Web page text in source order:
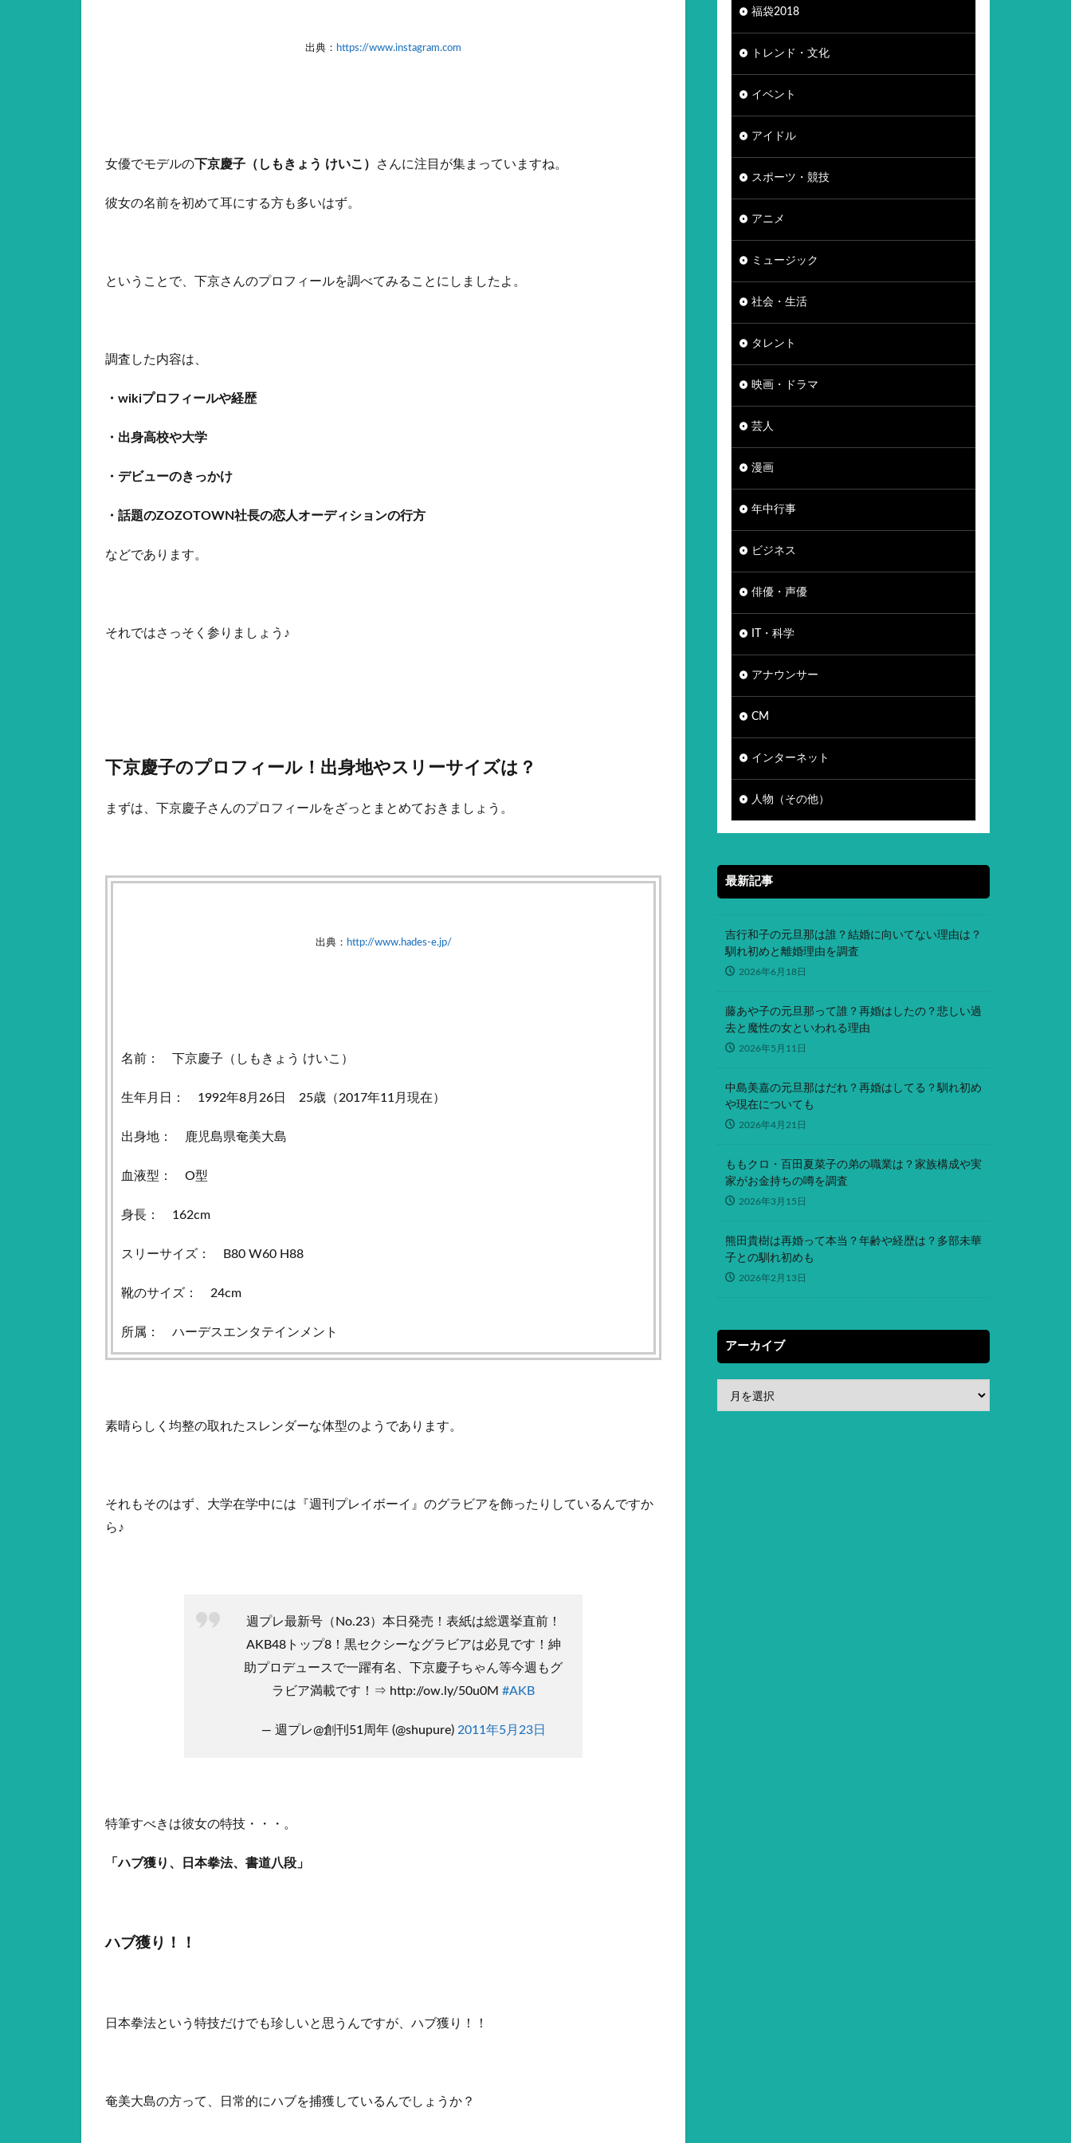
出典： https://www.instagram.com
女優でモデルの 下京慶子（しもきょう けいこ） さんに注目が集まっていますね。
彼女の名前を初めて耳にする方も多いはず。
ということで、下京さんのプロフィールを調べてみることにしましたよ。
調査した内容は、
・wikiプロフィールや経歴
・出身高校や大学
・デビューのきっかけ
・話題のZOZOTOWN社長の恋人オーディションの行方
などであります。
それではさっそく参りましょう♪
下京慶子のプロフィール！出身地やスリーサイズは？
まずは、下京慶子さんのプロフィールをざっとまとめておきましょう。
出典： http://www.hades-e.jp/
名前： 下京慶子（しもきょう けいこ）
生年月日： 1992年8月26日 25歳（2017年11月現在）
出身地： 鹿児島県奄美大島
血液型： O型
身長： 162cm
スリーサイズ： B80 W60 H88
靴のサイズ： 24cm
所属： ハーデスエンタテインメント
素晴らしく均整の取れたスレンダーな体型のようであります。
それもそのはず、大学在学中には『週刊プレイボーイ』のグラビアを飾ったりしているんですか
ら♪
週プレ最新号（No.23）本日発売！表紙は総選挙直前！
AKB48トップ8！黒セクシーなグラビアは必見です！紳
助プロデュースで一躍有名、下京慶子ちゃん等今週もグ
ラビア満載です！⇒ http://ow.ly/50u0M #AKB
— 週プレ@創刊51周年 (@shupure) 2011年5月23日
特筆すべきは彼女の特技・・・。
「ハブ獲り、日本拳法、書道八段」
ハブ獲り！！
日本拳法という特技だけでも珍しいと思うんですが、ハブ獲り！！
奄美大島の方って、日常的にハブを捕獲しているんでしょうか？
福袋2018
トレンド・文化
イベント
アイドル
スポーツ・競技
アニメ
ミュージック
社会・生活
タレント
映画・ドラマ
芸人
漫画
年中行事
ビジネス
俳優・声優
IT・科学
アナウンサー
CM
インターネット
人物（その他）
最新記事
吉行和子の元旦那は誰？結婚に向いてない理由は？
馴れ初めと離婚理由を調査
2026年6月18日
藤あや子の元旦那って誰？再婚はしたの？悲しい過
去と魔性の女といわれる理由
2026年5月11日
中島美嘉の元旦那はだれ？再婚はしてる？馴れ初め
や現在についても
2026年4月21日
ももクロ・百田夏菜子の弟の職業は？家族構成や実
家がお金持ちの噂を調査
2026年3月15日
熊田貴樹は再婚って本当？年齢や経歴は？多部未華
子との馴れ初めも
2026年2月13日
アーカイブ